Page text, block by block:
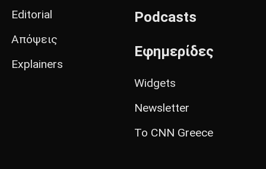
Editorial
Απόψεις
Explainers
Podcasts
Εφημερίδες
Widgets
Newsletter
Το CNN Greece